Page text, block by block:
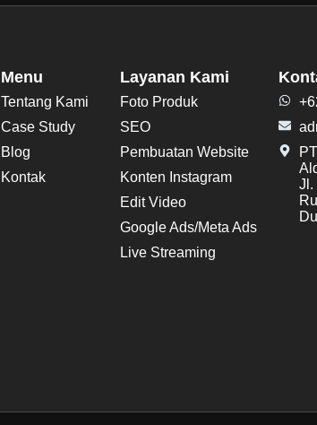
Menu
Tentang Kami
Case Study
Blog
Kontak
Layanan Kami
Foto Produk
SEO
Pembuatan Website
Konten Instagram
Edit Video
Google Ads/Meta Ads
Live Streaming
Jl.